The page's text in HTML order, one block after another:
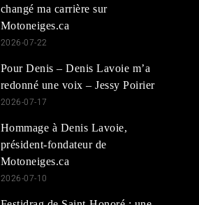
changé ma carrière sur
Motoneiges.ca
2026-07-22
Pour Denis – Denis Lavoie m’a
redonné une voix – Jessy Poirier
2026-07-17
Hommage à Denis Lavoie,
président-fondateur de
Motoneiges.ca
2026-07-10